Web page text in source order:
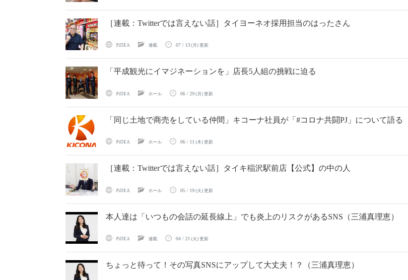
［連載：Twitterでは言えない話］タイヨーネオ採用担当のはったさん
PiDEA 連載 07 / 13(月) 更新
「平成観光にイマジネーションを」店長5人組の挑戦に迫る
PiDEA ホール 06 / 29(月) 更新
「同じ土地で商売をしている仲間」キコーナ社員が「#コロナ共闘PJ」について語る
PiDEA ホール 06 / 11 (木) 更新
［連載：Twitterでは言えない話］タイキ稲沢駅前店【公式】の中の人
PiDEA ホール 05 / 19(火) 更新
本人達は「いつもの会話の延長線上」でも炎上のリスクがあるSNS（三浦真理恵）
PiDEA 連載 04 / 21 (火) 更新
ちょっと待って！その写真SNSにアップして大丈夫！？（三浦真理恵）